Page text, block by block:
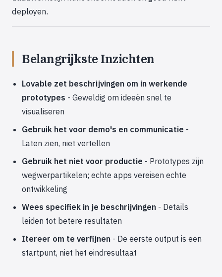
deployen.
Belangrijkste Inzichten
Lovable zet beschrijvingen om in werkende
prototypes - Geweldig om ideeën snel te
visualiseren
Gebruik het voor demo's en communicatie -
Laten zien, niet vertellen
Gebruik het niet voor productie - Prototypes zijn
wegwerpartikelen; echte apps vereisen echte
ontwikkeling
Wees specifiek in je beschrijvingen - Details
leiden tot betere resultaten
Itereer om te verfijnen - De eerste output is een
startpunt, niet het eindresultaat